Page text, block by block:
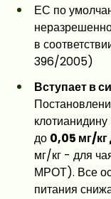
ЕС по
в
396/2005)
Вступает в
до 0,05 мг/
мг/кг - для
МРОТ). Все
питания